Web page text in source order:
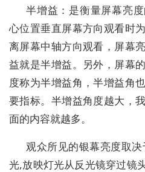
半增益：是衡量屏幕亮
心位置垂直屏幕方向观看时
离屏幕中轴方向观看，屏幕
益就是半增益。另外，屏幕
度称为半增益角，半增益角
要指标。半增益角度越大，
面的内容就越多。
观众所见的银幕亮度取
光,放映灯光从反光镜穿过镜